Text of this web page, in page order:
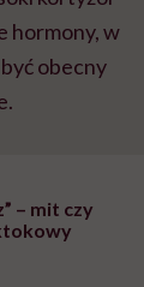
hormony, w
obecny
– mit czy